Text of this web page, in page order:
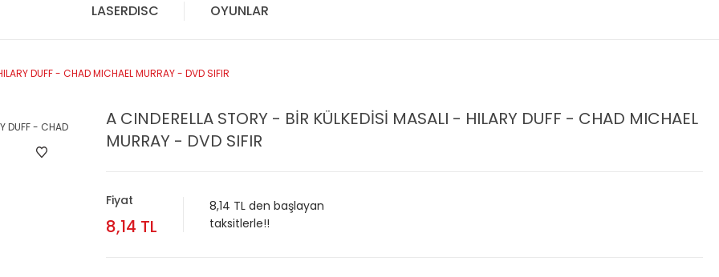
LASERDISC OYUNLAR
DUFF - CHAD MICHAEL MURRAY - DVD SIFIR
A CINDERELLA STORY - BİR KÜLKEDİSİ MASALI - HILARY DUFF - CHAD MICHAEL
MURRAY - DVD SIFIR
Fiyat
8,14 TL
8,14 TL den başlayan
taksitlerle!!